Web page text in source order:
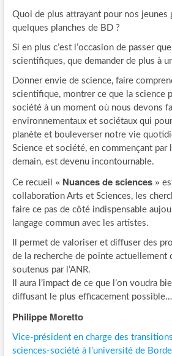
Quoi de plus attrayant pour nos jeunes
quelques planches de BD ?
Si en plus c’est l’occasion de passer
scientifiques, que demander de plus à
Donner envie de science, faire
scientifique, montrer ce que la science
société à un moment où nous devons
environnementaux et sociétaux qui
planète et bouleverser notre vie
Science et société, en commençant par
demain, est devenu incontournable.
Ce recueil « Nuances de sciences »
collaboration Arts et Sciences, les
faire ce pas de côté indispensable
langage commun avec les artistes.
Il permet de valoriser et diffuser des
de la recherche de pointe actuellement
soutenus par l’ANR.
Il aura l’impact de ce que l’on voudra
diffusant le plus efficacement possible…
Philippe Moretto
Vice-président en charge des
sciences-société à l’université de